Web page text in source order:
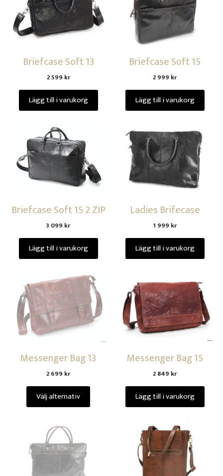
Briefcase Soft 13
2 599 kr
Lägg till i varukorg
Briefcase Soft 15
2 999 kr
Lägg till i varukorg
Briefcase Soft 15 2 ZIP
3 099 kr
Lägg till i varukorg
Ladies Brifecase
1 999 kr
Lägg till i varukorg
Messenger Bag 13
2 699 kr
Välj alternativ
Messenger Bag 15
2 849 kr
Lägg till i varukorg